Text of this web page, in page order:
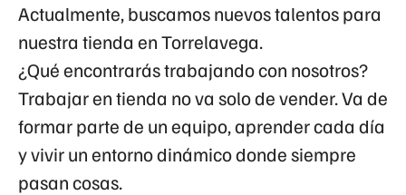
Actualmente, buscamos nuevos talentos para
nuestra tienda enTorrelavega.
¿Qué encontrarás trabajando con nosotros?
Trabajar en tienda no va solo de vender. Va de
formar parte de un equipo, aprender cada día
y vivir un entorno dinámico donde siempre
pasan cosas.